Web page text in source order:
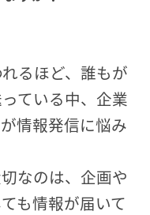
るほど、誰もが
ている中、企業
情報発信に悩み
なのは、企画や
も情報が届いて